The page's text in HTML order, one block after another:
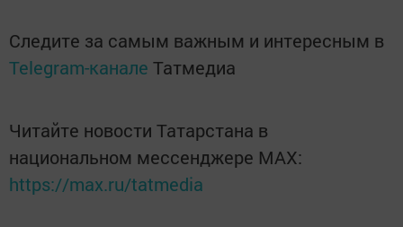
Следите за самым важным и интересным в
Telegram-канале Татмедиа
Читайте новости Татарстана в
национальном мессенджере MАХ:
https://max.ru/tatmedia